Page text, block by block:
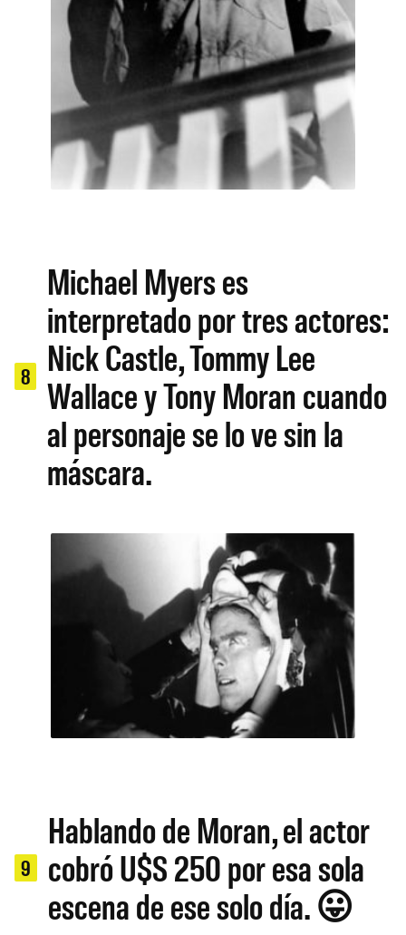
8
Michael Myers es
interpretado por tres actores:
Nick Castle, Tommy Lee
Wallace y Tony Moran cuando
al personaje se lo ve sin la
máscara.
9
Hablando de Moran, el actor
cobró U$S 250 por esa sola
escena de ese solo día. 😛